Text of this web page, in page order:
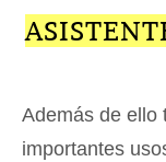
Además de ello
importantes